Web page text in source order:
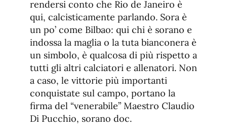
rendersi conto che Rio de Janeiro è
qui, calcisticamente parlando. Sora è
un po’ come Bilbao: qui chi è sorano e
indossa la maglia o la tuta bianconera è
un simbolo, è qualcosa di più rispetto a
tutti gli altri calciatori e allenatori. Non
a caso, le vittorie più importanti
conquistate sul campo, portano la
firma del “venerabile” Maestro Claudio
Di Pucchio, sorano doc.